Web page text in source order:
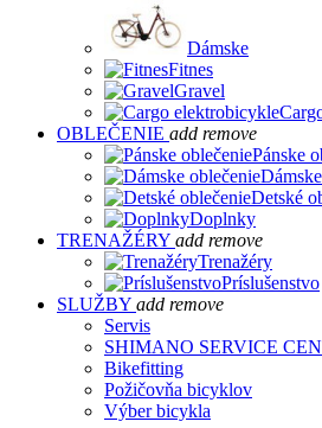
Dámske
Fitnes
Gravel
OBLEČENIE add remove
Pánske
Detské
Doplnky
TRENAŽÉRY add remove
Trenažéry
Príslušenstvo
SLUŽBY add remove
Servis
SHIMANO SERVICE
Bikefitting
Požičovňa bicyklov
Výber bicykla